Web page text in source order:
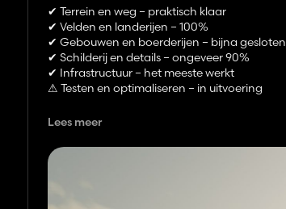
✔ Terrein en weg – praktisch klaar
✔ Velden en landerijen – 100%
✔ Gebouwen en boerderijen – bijna gesloten
✔ Schilderij en details – ongeveer 90%
✔ Infrastructuur – het meeste werkt
⚠ Testen en optimaliseren – in uitvoering
De belangrijkste dingen om te doen waren:
--biogasinstallatie
kleine schildercorrecties
Lees meer